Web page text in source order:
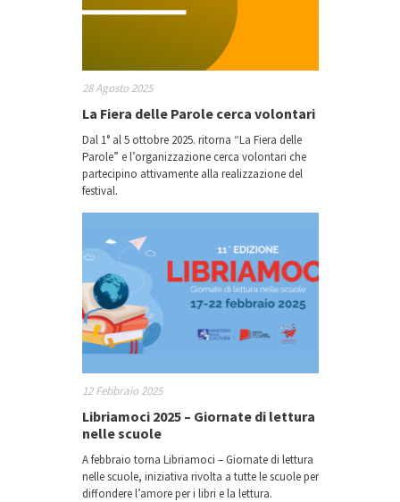
28 Agosto 2025
La Fiera delle Parole cerca volontari
Dal 1° al 5 ottobre 2025. ritorna “La Fiera delle
Parole” e l’organizzazione cerca volontari che
partecipino attivamente alla realizzazione del
festival.
12 Febbraio 2025
Libriamoci 2025 – Giornate di lettura
nelle scuole
A febbraio torna Libriamoci – Giornate di lettura
nelle scuole, iniziativa rivolta a tutte le scuole per
diffondere l’amore per i libri e la lettura.